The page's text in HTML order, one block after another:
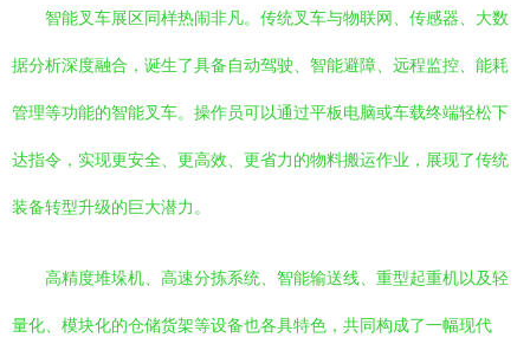
智能叉车展区同样热闹非凡。传统叉车与物联网、传感器、大数
据分析深度融合，诞生了具备自动驾驶、智能避障、远程监控、能耗
管理等功能的智能叉车。操作员可以通过平板电脑或车载终端轻松下
达指令，实现更安全、更高效、更省力的物料搬运作业，展现了传统
装备转型升级的巨大潜力。
高精度堆垛机、高速分拣系统、智能输送线、重型起重机以及轻
量化、模块化的仓储货架等设备也各具特色，共同构成了一幅现代